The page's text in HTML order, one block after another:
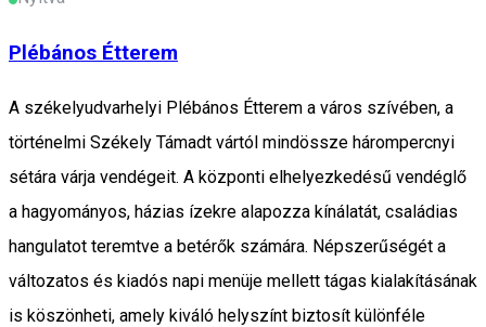
Plébános Étterem
A székelyudvarhelyi Plébános Étterem a város szívében, a
történelmi Székely Támadt vártól mindössze hárompercnyi
sétára várja vendégeit. A központi elhelyezkedésű vendéglő
a hagyományos, házias ízekre alapozza kínálatát, családias
hangulatot teremtve a betérők számára. Népszerűségét a
változatos és kiadós napi menüje mellett tágas kialakításának
is köszönheti, amely kiváló helyszínt biztosít különféle